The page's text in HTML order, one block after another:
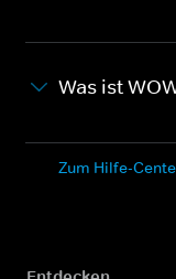
Was ist
Zum Hilfe-